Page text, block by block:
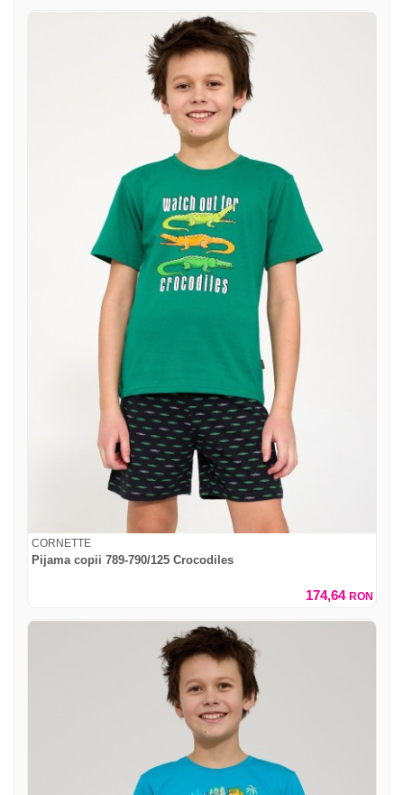
CORNETTE
Pijama copii 789-790/125 Crocodiles
174,64 RON